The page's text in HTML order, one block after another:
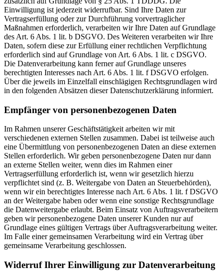
Einwilligung ist jederzeit widerrufbar. Sind Ihre Daten zur
Vertragserfüllung oder zur Durchführung vorvertraglicher
Maßnahmen erforderlich, verarbeiten wir Ihre Daten auf Grundlage
des Art. 6 Abs. 1 lit. b DSGVO. Des Weiteren verarbeiten wir Ihre
Daten, sofern diese zur Erfüllung einer rechtlichen Verpflichtung
erforderlich sind auf Grundlage von Art. 6 Abs. 1 lit. c DSGVO.
Die Datenverarbeitung kann ferner auf Grundlage unseres
berechtigten Interesses nach Art. 6 Abs. 1 lit. f DSGVO erfolgen.
Über die jeweils im Einzelfall einschlägigen Rechtsgrundlagen wird
in den folgenden Absätzen dieser Datenschutzerklärung informiert.
Empfänger von personenbezogenen Daten
Im Rahmen unserer Geschäftstätigkeit arbeiten wir mit
verschiedenen externen Stellen zusammen. Dabei ist teilweise auch
eine Übermittlung von personenbezogenen Daten an diese externen
Stellen erforderlich. Wir geben personenbezogene Daten nur dann
an externe Stellen weiter, wenn dies im Rahmen einer
Vertragserfüllung erforderlich ist, wenn wir gesetzlich hierzu
verpflichtet sind (z. B. Weitergabe von Daten an Steuerbehörden),
wenn wir ein berechtigtes Interesse nach Art. 6 Abs. 1 lit. f DSGVO
an der Weitergabe haben oder wenn eine sonstige Rechtsgrundlage
die Datenweitergabe erlaubt. Beim Einsatz von Auftragsverarbeitern
geben wir personenbezogene Daten unserer Kunden nur auf
Grundlage eines gültigen Vertrags über Auftragsverarbeitung weiter.
Im Falle einer gemeinsamen Verarbeitung wird ein Vertrag über
gemeinsame Verarbeitung geschlossen.
Widerruf Ihrer Einwilligung zur Datenverarbeitung